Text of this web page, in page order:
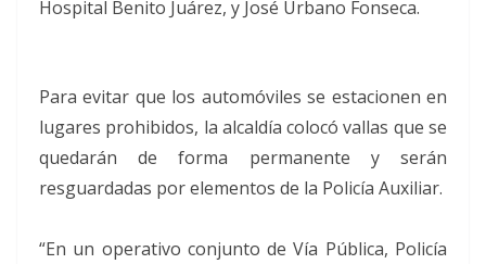
Hospital Benito Juárez, y José Urbano Fonseca.
Para evitar que los automóviles se estacionen en
lugares prohibidos, la alcaldía colocó vallas que se
quedarán de forma permanente y serán
resguardadas por elementos de la Policía Auxiliar.
“En un operativo conjunto de Vía Pública, Policía